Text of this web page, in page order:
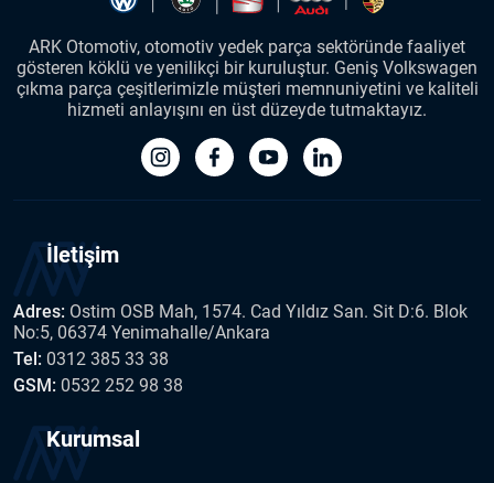
ARK Otomotiv, otomotiv yedek parça sektöründe faaliyet
gösteren köklü ve yenilikçi bir kuruluştur. Geniş Volkswagen
çıkma parça çeşitlerimizle müşteri memnuniyetini ve kaliteli
hizmeti anlayışını en üst düzeyde tutmaktayız.
İletişim
Adres: Ostim OSB Mah, 1574. Cad Yıldız San. Sit D:6. Blok
No:5, 06374 Yenimahalle/Ankara
Tel: 0312 385 33 38
GSM: 0532 252 98 38
Kurumsal